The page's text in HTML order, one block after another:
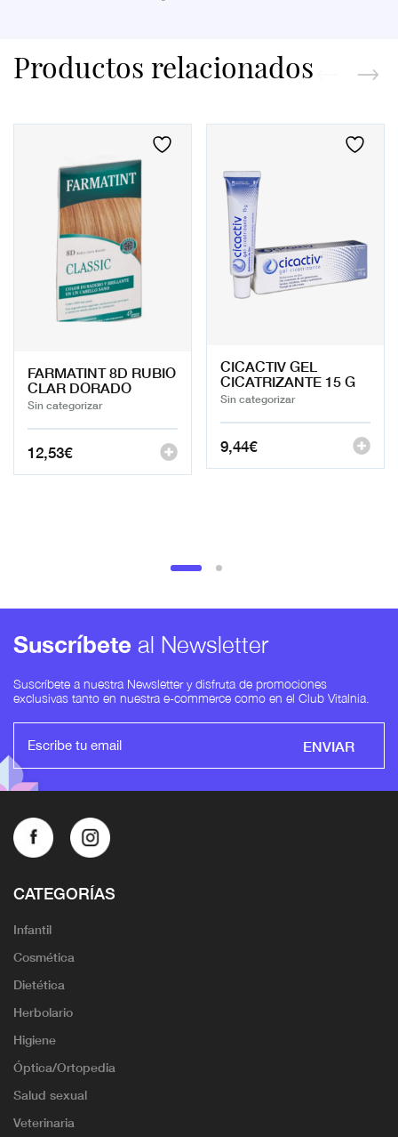
Productos relacionados
FARMATINT 8D RUBIO
CLAR DORADO
Sin categorizar
12,53€
CICACTIV GEL
CICATRIZANTE 15 G
Sin categorizar
9,44€
Suscríbete al Newsletter
Suscríbete a nuestra Newsletter y disfruta de promociones
exclusivas tanto en nuestra e-commerce como en el Club Vitalnia.
ENVIAR
CATEGORÍAS
Infantil
Cosmética
Dietética
Herbolario
Higiene
Óptica/Ortopedia
Salud sexual
Veterinaria